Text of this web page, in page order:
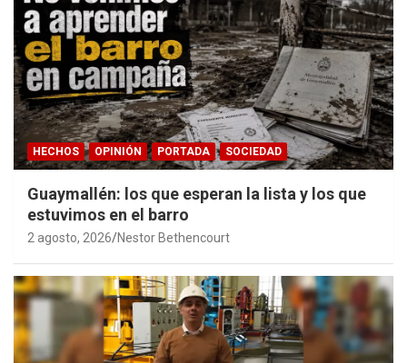
HECHOS OPINIÓN PORTADA SOCIEDAD
Guaymallén: los que esperan la lista y los que
estuvimos en el barro
2 agosto, 2026 Nestor Bethencourt